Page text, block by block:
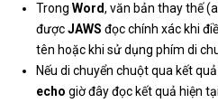
Trong Word, văn bản thay thế
đượcJAWS đọc chính xác khi
tên hoặc khi sử dụng phím di
Nếu di chuyển chuột qua kết
echo giờ đây đọc kết quả hiện